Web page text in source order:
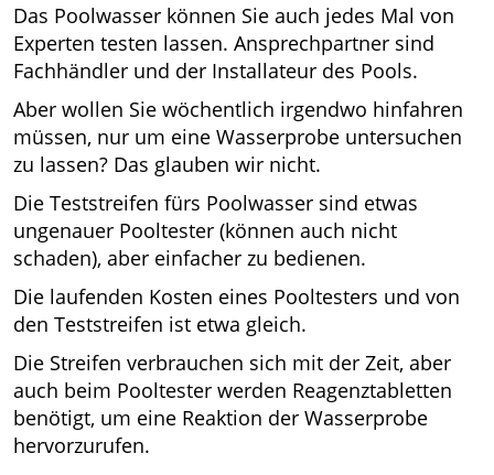
Das Poolwasser können Sie auch jedes Mal von
Experten testen lassen. Ansprechpartner sind
Fachhändler und der Installateur des Pools.
Aber wollen Sie wöchentlich irgendwo hinfahren
müssen, nur um eine Wasserprobe untersuchen
zu lassen? Das glauben wir nicht.
Die Teststreifen fürs Poolwasser sind etwas
ungenauer Pooltester (können auch nicht
schaden), aber einfacher zu bedienen.
Die laufenden Kosten eines Pooltesters und von
den Teststreifen ist etwa gleich.
Die Streifen verbrauchen sich mit der Zeit, aber
auch beim Pooltester werden Reagenztabletten
benötigt, um eine Reaktion der Wasserprobe
hervorzurufen.